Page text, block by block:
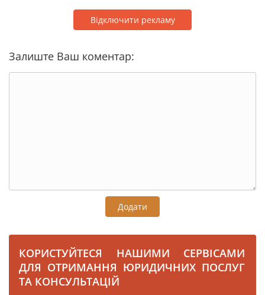
Відключити рекламу
Залиште Ваш коментар:
Додати
КОРИСТУЙТЕСЯ НАШИМИ СЕРВІСАМИ
ДЛЯ ОТРИМАННЯ ЮРИДИЧНИХ ПОСЛУГ
ТА КОНСУЛЬТАЦІЙ